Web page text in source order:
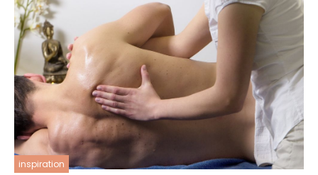
inspiration